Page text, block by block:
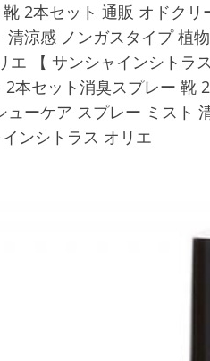
2本セット 通販 オドク
涼感 ノンガスタイプ 植
【 サンシャインシトラ
本セット消臭スプレー 靴
ーケア スプレー ミスト
ンシトラス オリエ